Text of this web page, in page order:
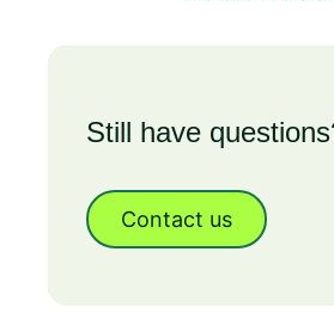
Still have
Contact us